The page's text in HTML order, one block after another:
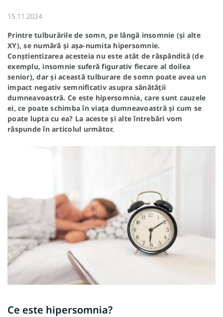
15.11.2024
Printre tulburările de somn, pe lângă insomnie (și alte
XY), se numără și așa-numita hipersomnie.
Conștientizarea acesteia nu este atât de răspândită (de
exemplu, insomnie suferă figurativ fiecare al doilea
senior), dar și această tulburare de somn poate avea un
impact negativ semnificativ asupra sănătății
dumneavoastră. Ce este hipersomnia, care sunt cauzele
ei, ce poate schimba în viața dumneavoastră și cum se
poate lupta cu ea? La aceste și alte întrebări vom
răspunde în articolul următor.
Ce este hipersomnia?